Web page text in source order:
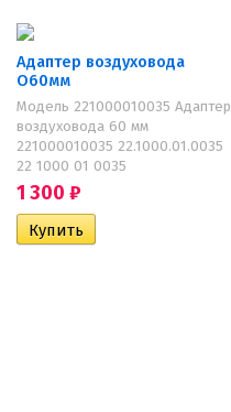
Адаптер воздуховода
O60мм
Модель 221000010035 Адаптер
воздуховода 60 мм
221000010035 22.1000.01.0035
22 1000 01 0035
1 300 ₽